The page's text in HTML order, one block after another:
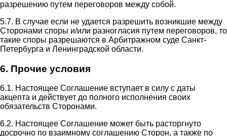
разрешению путем переговоров между собой.
5.7. В случае если не удается разрешить возникшие между
Сторонами споры и/или разногласия путем переговоров, то
такие споры разрешаются в Арбитражном суде Санкт-
Петербурга и Ленинградской области.
6. Прочие условия
6.1. Настоящее Соглашение вступает в силу с даты
акцепта и действует до полного исполнения своих
обязательств Сторонами.
6.2. Настоящее Соглашение может быть расторгнуто
досрочно по взаимному соглашению Сторон, а также по